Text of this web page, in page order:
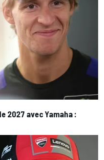
2027 avec Yamaha :